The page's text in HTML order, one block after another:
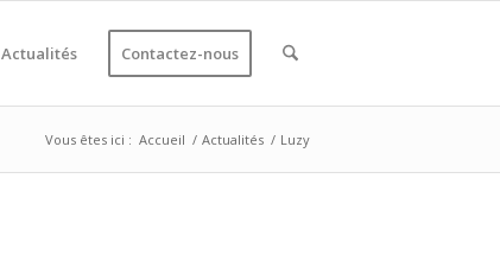
Actualités Contactez-nous
Vous êtes ici : Accueil / Actualités / Luzy